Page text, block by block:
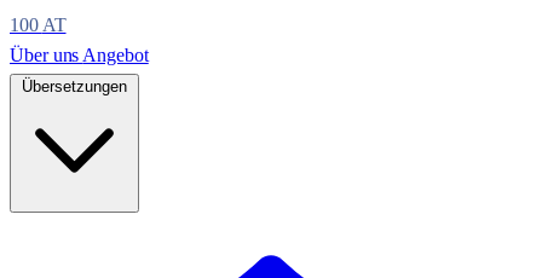
100 AT
Über uns Angebot